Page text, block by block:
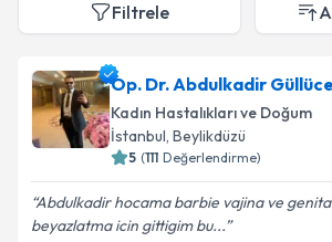
Filtrele
Op. Dr. Abdulkadir Güllüce
Kadın Hastalıkları ve Doğum
İstanbul, Beylikdüzü
5 (111 Değerlendirme)
Abdulkadir hocama barbie vajina ve
beyazlatma icin gittigim bu...